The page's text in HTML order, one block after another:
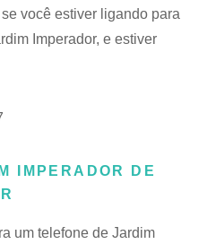
você estiver ligando para
Imperador, e estiver
IMPERADOR DE
um telefone de Jardim